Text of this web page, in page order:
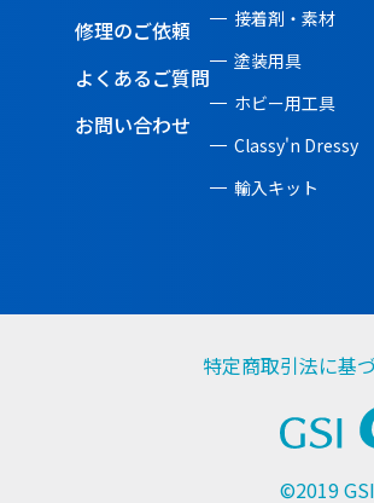
修理のご依頼
よくあるご質問
お問い合わせ
接着剤・素材
塗装用具
ホビー用工具
Classy'n Dressy
輸入キット
特定商取引法に基
©2019